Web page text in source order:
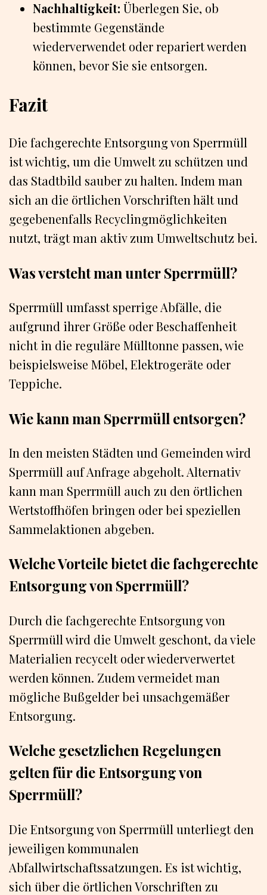
Nachhaltigkeit: Überlegen Sie, ob
bestimmte Gegenstände
wiederverwendet oder repariert werden
können, bevor Sie sie entsorgen.
Fazit
Die fachgerechte Entsorgung von Sperrmüll
ist wichtig, um die Umwelt zu schützen und
das Stadtbild sauber zu halten. Indem man
sich an die örtlichen Vorschriften hält und
gegebenenfalls Recyclingmöglichkeiten
nutzt, trägt man aktiv zum Umweltschutz bei.
Was versteht man unter Sperrmüll?
Sperrmüll umfasst sperrige Abfälle, die
aufgrund ihrer Größe oder Beschaffenheit
nicht in die reguläre Mülltonne passen, wie
beispielsweise Möbel, Elektrogeräte oder
Teppiche.
Wie kann man Sperrmüll entsorgen?
In den meisten Städten und Gemeinden wird
Sperrmüll auf Anfrage abgeholt. Alternativ
kann man Sperrmüll auch zu den örtlichen
Wertstoffhöfen bringen oder bei speziellen
Sammelaktionen abgeben.
Welche Vorteile bietet die fachgerechte
Entsorgung von Sperrmüll?
Durch die fachgerechte Entsorgung von
Sperrmüll wird die Umwelt geschont, da viele
Materialien recycelt oder wiederverwertet
werden können. Zudem vermeidet man
mögliche Bußgelder bei unsachgemäßer
Entsorgung.
Welche gesetzlichen Regelungen
gelten für die Entsorgung von
Sperrmüll?
Die Entsorgung von Sperrmüll unterliegt den
jeweiligen kommunalen
Abfallwirtschaftssatzungen. Es ist wichtig,
sich über die örtlichen Vorschriften zu